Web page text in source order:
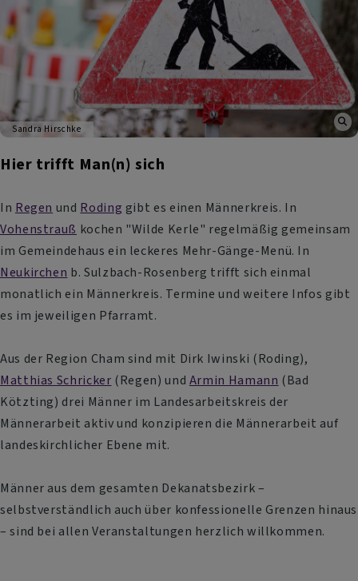
Sandra Hirschke
Hier trifft Man(n) sich
In Regen und Roding gibt es einen Männerkreis. In
Vohenstrauß kochen "Wilde Kerle" regelmäßig gemeinsam
im Gemeindehaus ein leckeres Mehr-Gänge-Menü. In
Neukirchen b. Sulzbach-Rosenberg trifft sich einmal
monatlich ein Männerkreis. Termine und weitere Infos gibt
es im jeweiligen Pfarramt.
Aus der Region Cham sind mit Dirk Iwinski (Roding),
Matthias Schricker (Regen) und Armin Hamann (Bad
Kötzting) drei Männer im Landesarbeitskreis der
Männerarbeit aktiv und konzipieren die Männerarbeit auf
landeskirchlicher Ebene mit.
Männer aus dem gesamten Dekanatsbezirk –
selbstverständlich auch über konfessionelle Grenzen hinaus
– sind bei allen Veranstaltungen herzlich willkommen.